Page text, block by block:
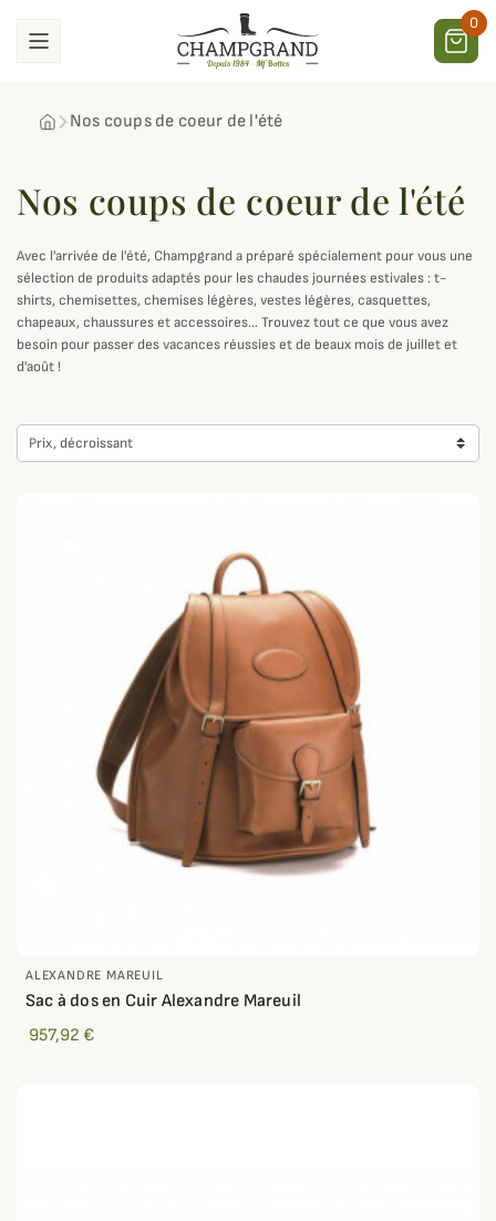
0
Nos coups de coeur de l'été
Nos coups de coeur de l'été
Avec l'arrivée de l'été, Champgrand a préparé spécialement pour vous une
sélection de produits adaptés pour les chaudes journées estivales : t-
shirts, chemisettes, chemises légères, vestes légères, casquettes,
chapeaux, chaussures et accessoires... Trouvez tout ce que vous avez
besoin pour passer des vacances réussies et de beaux mois de juillet et
d'août !
Prix, décroissant
ALEXANDRE MAREUIL
Sac à dos en Cuir Alexandre Mareuil
957,92 €